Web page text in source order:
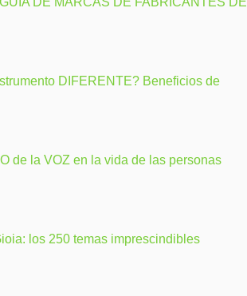
DIFERENTE? Beneficios de
de la VOZ en la vida de las personas
los 250 temas imprescindibles